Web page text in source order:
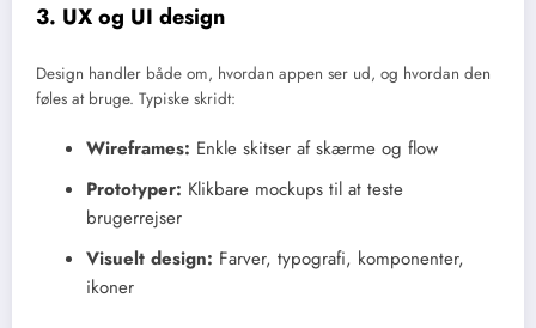
3. UX og UI design
Design handler både om, hvordan appen ser ud, og hvordan den
føles at bruge. Typiske skridt:
Wireframes: Enkle skitser af skærme og flow
Prototyper: Klikbare mockups til at teste
brugerrejser
Visuelt design: Farver, typografi, komponenter,
ikoner